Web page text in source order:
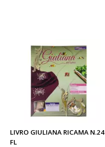
LIVRO GIULIANA RICAMA N.24
FL